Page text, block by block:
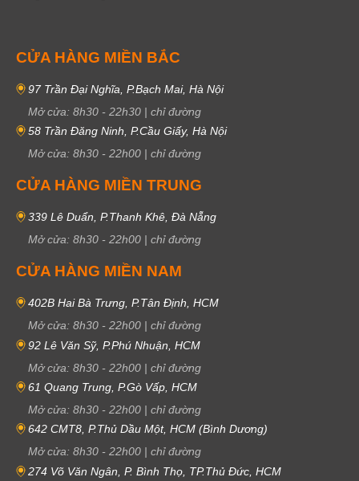
CỬA HÀNG MIỀN BẮC
97 Trần Đại Nghĩa, P.Bạch Mai, Hà Nội
Mở cửa: 8h30 - 22h30 | chỉ đường
58 Trần Đăng Ninh, P.Cầu Giấy, Hà Nội
Mở cửa: 8h30 - 22h00 | chỉ đường
CỬA HÀNG MIỀN TRUNG
339 Lê Duẩn, P.Thanh Khê, Đà Nẵng
Mở cửa: 8h30 - 22h00 | chỉ đường
CỬA HÀNG MIỀN NAM
402B Hai Bà Trưng, P.Tân Định, HCM
Mở cửa: 8h30 - 22h00 | chỉ đường
92 Lê Văn Sỹ, P.Phú Nhuận, HCM
Mở cửa: 8h30 - 22h00 | chỉ đường
61 Quang Trung, P.Gò Vấp, HCM
Mở cửa: 8h30 - 22h00 | chỉ đường
642 CMT8, P.Thủ Dầu Một, HCM (Bình Dương)
Mở cửa: 8h30 - 22h00 | chỉ đường
274 Võ Văn Ngân, P. Bình Thọ, TP.Thủ Đức, HCM